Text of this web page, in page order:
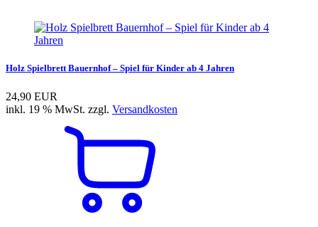
Holz Spielbrett Bauernhof – Spiel für Kinder ab 4 Jahren
24,90 EUR
inkl. 19 % MwSt. zzgl. Versandkosten